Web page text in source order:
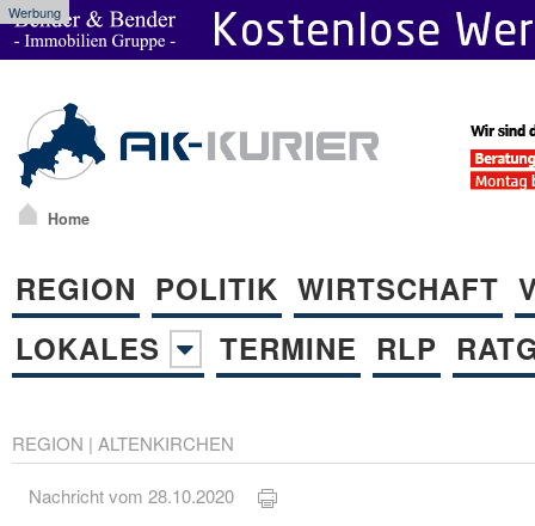
Werbung
Home
REGION POLITIK WIRTSCHAFT
LOKALES
TERMINE RLP
REGION | ALTENKIRCHEN
Nachricht vom 28.10.2020